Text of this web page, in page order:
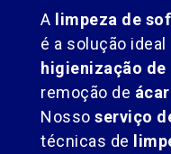
A limpeza de
é a solução
higienização
remoção de
Nosso serviço
técnicas de